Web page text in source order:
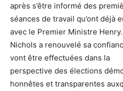
après s’être informé des
séances de travail qu’ont déjà
avec le Premier Ministre Henry.
Nichols a renouvelé sa
vont être effectuées dans la
perspective des élections
honnêtes et transparentes